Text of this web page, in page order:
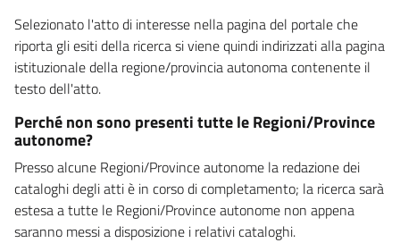
Selezionato l'atto di interesse nella pagina del portale che
riporta gli esiti della ricerca si viene quindi indirizzati alla pagina
istituzionale della regione/provincia autonoma contenente il
testo dell'atto.
Perché non sono presenti tutte le Regioni/Province
autonome?
Presso alcune Regioni/Province autonome la redazione dei
cataloghi degli atti è in corso di completamento; la ricerca sarà
estesa a tutte le Regioni/Province autonome non appena
saranno messi a disposizione i relativi cataloghi.